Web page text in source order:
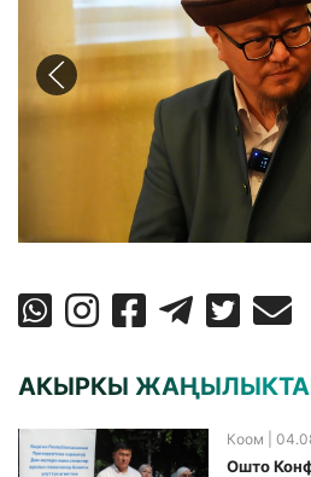
АКЫРКЫ
Коом |
Ошто